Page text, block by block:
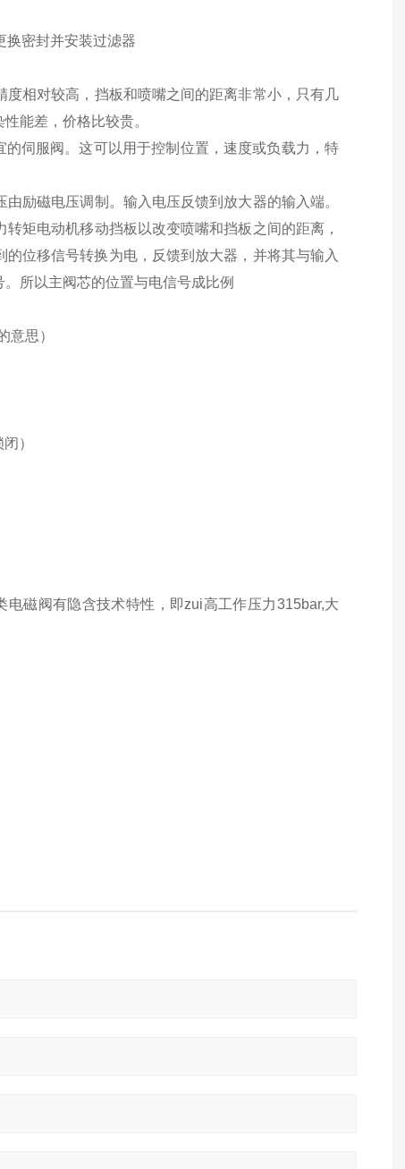
换密封并安装过滤器
相对较高，挡板和喷嘴之间的距离非常小，只有几
能差，价格比较贵。
伺服阀。这可以用于控制位置，速度或负载力，特
励磁电压调制。输入电压反馈到放大器的输入端。
矩电动机移动挡板以改变喷嘴和挡板之间的距离，
位移信号转换为电，反馈到放大器，并将其与输入
所以主阀芯的位置与电信号成比例
意思）
）
磁阀有隐含技术特性，即zui高工作压力315bar,大